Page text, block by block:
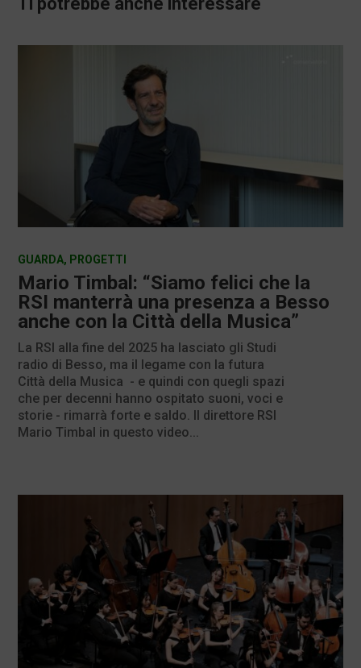
Mario Timbal: “Siamo felici che la
RSI manterrà una presenza a Besso
anche con la Città della Musica”
GUARDA, PROGETTI
La RSI alla fine del 2025 ha lasciato gli Studi
radio di Besso, ma il legame con la futura
Città della Musica - e quindi con quegli spazi
che per decenni hanno ospitato suoni, voci e
storie - rimarrà forte e saldo. Il direttore RSI
Mario Timbal in questo video...